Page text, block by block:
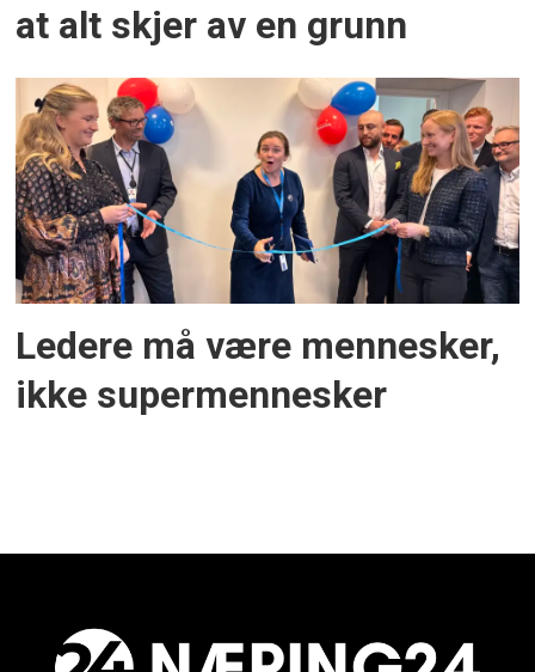
at alt skjer av en grunn
Ledere må være mennesker,
ikke supermennesker